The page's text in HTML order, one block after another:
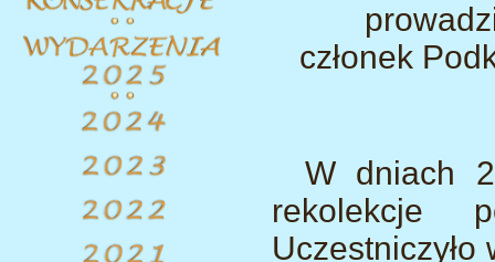
członek
W dniach
rekolekcje